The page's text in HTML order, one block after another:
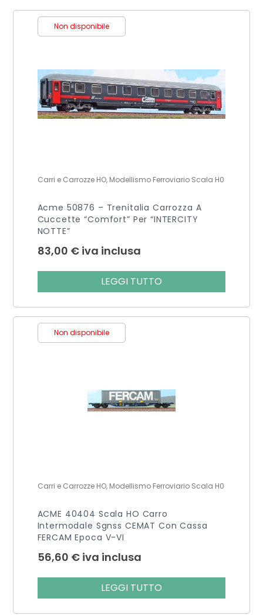
Non disponibile
Carri e Carrozze HO, Modellismo Ferroviario Scala H0
Acme 50876 – Trenitalia Carrozza A
Cuccette “Comfort” Per “INTERCITY
NOTTE”
83,00 € iva inclusa
LEGGI TUTTO
Non disponibile
Carri e Carrozze HO, Modellismo Ferroviario Scala H0
ACME 40404 Scala HO Carro
Intermodale Sgnss CEMAT Con Cassa
FERCAM Epoca V-VI
56,60 € iva inclusa
LEGGI TUTTO